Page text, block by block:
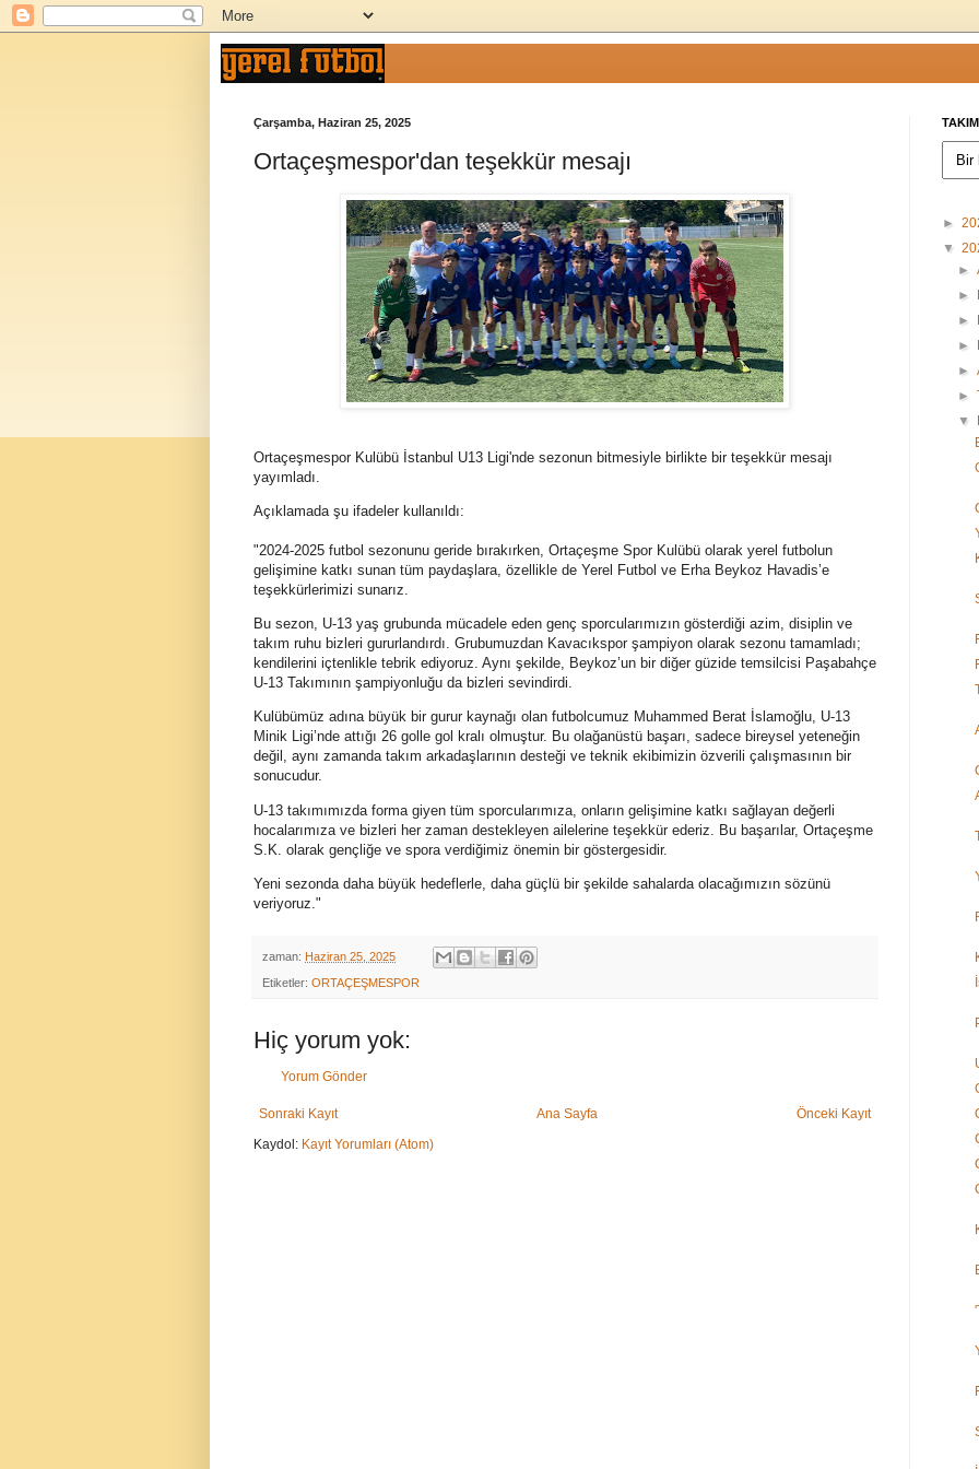
Çarşamba, Haziran 25, 2025
Ortaçeşmespor'dan teşekkür mesajı
Ortaçeşmespor Kulübü İstanbul U13 Ligi'nde sezonun bitmesiyle birlikte bir teşekkür mesajı
yayımladı.
Açıklamada şu ifadeler kullanıldı:
"2024-2025 futbol sezonunu geride bırakırken, Ortaçeşme Spor Kulübü olarak yerel futbolun
gelişimine katkı sunan tüm paydaşlara, özellikle de Yerel Futbol ve Erha Beykoz Havadis’e
teşekkürlerimizi sunarız.
Bu sezon, U-13 yaş grubunda mücadele eden genç sporcularımızın gösterdiği azim, disiplin ve
takım ruhu bizleri gururlandırdı. Grubumuzdan Kavacıkspor şampiyon olarak sezonu tamamladı;
kendilerini içtenlikle tebrik ediyoruz. Aynı şekilde, Beykoz’un bir diğer güzide temsilcisi Paşabahçe
U-13 Takımının şampiyonluğu da bizleri sevindirdi.
Kulübümüz adına büyük bir gurur kaynağı olan futbolcumuz Muhammed Berat İslamoğlu, U-13
Minik Ligi’nde attığı 26 golle gol kralı olmuştur. Bu olağanüstü başarı, sadece bireysel yeteneğin
değil, aynı zamanda takım arkadaşlarının desteği ve teknik ekibimizin özverili çalışmasının bir
sonucudur.
U-13 takımımızda forma giyen tüm sporcularımıza, onların gelişimine katkı sağlayan değerli
hocalarımıza ve bizleri her zaman destekleyen ailelerine teşekkür ederiz. Bu başarılar, Ortaçeşme
S.K. olarak gençliğe ve spora verdiğimiz önemin bir göstergesidir.
Yeni sezonda daha büyük hedeflerle, daha güçlü bir şekilde sahalarda olacağımızın sözünü
veriyoruz."
zaman: Haziran 25, 2025
Etiketler: ORTAÇEŞMESPOR
Hiç yorum yok:
Yorum Gönder
Sonraki Kayıt Önceki Kayıt
Ana Sayfa
Kaydol: Kayıt Yorumları (Atom)
►
▼
►
►
►
►
►
►
▼